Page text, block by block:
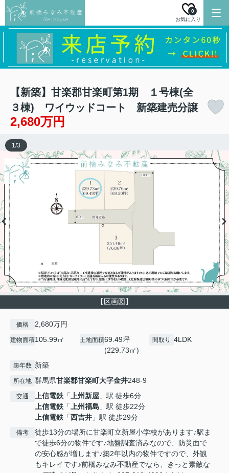
お気に入り
0
【新築】甘楽郡甘楽町第1期 １号棟(全
３棟) ワイウッドコート 新築建売分譲
2,680万円
【区画図】
1/3
価格 2,680万円
建物面積105.99㎡ 土地面積69.49坪
(229.73㎡)
間取り 4LDK
築年数 新築
所在地 群馬県甘楽郡甘楽町大字金井248-9
交通 上信電鉄 「 上州新屋 」駅 徒歩6分
上信電鉄 「 上州福島 」駅 徒歩22分
上信電鉄 「西吉井 」駅 徒歩29分
備考
徒歩13分の場所に甘楽町立新屋小学校があります♪駅ま
で徒歩6分の物件です♪地盤調査済みなので、防災面で
の安心感が増します♪築2年以内の物件ですので、外観
もキレイです♪前橋みなみ不動産でなら、きっと素敵な